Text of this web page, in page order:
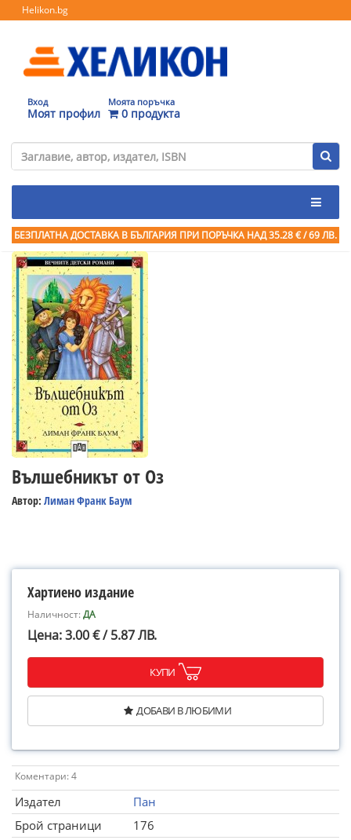
Helikon.bg
Вход
Моят профил
Моята поръчка
0 продукта
БЕЗПЛАТНА ДОСТАВКА В БЪЛГАРИЯ ПРИ ПОРЪЧКА НАД 35.28 € / 69 ЛВ.
Вълшебникът от Оз
Автор: Лиман Франк Баум
Хартиено издание
Наличност:ДА
Цена: 3.00 € / 5.87 ЛВ.
КУПИ
ДОБАВИ В ЛЮБИМИ
Коментари: 4
Издател
Пан
Брой страници
176